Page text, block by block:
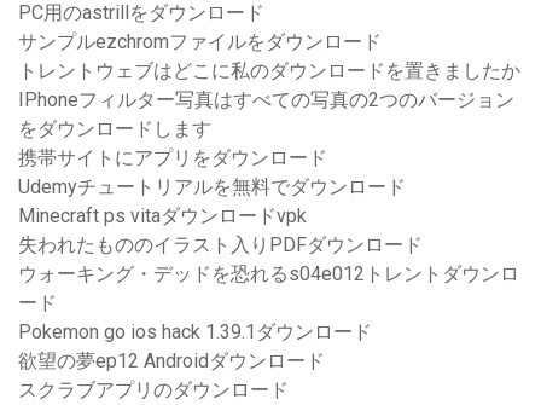
PC用のastrillをダウンロード
サンプルezchromファイルをダウンロード
トレントウェブはどこに私のダウンロードを置きましたか
IPhoneフィルター写真はすべての写真の2つのバージョン
をダウンロードします
携帯サイトにアプリをダウンロード
Udemyチュートリアルを無料でダウンロード
Minecraft ps vitaダウンロードvpk
失われたもののイラスト入りPDFダウンロード
ウォーキング・デッドを恐れるs04e012トレントダウンロ
ード
Pokemon go ios hack 1.39.1ダウンロード
欲望の夢ep12 Androidダウンロード
スクラブアプリのダウンロード